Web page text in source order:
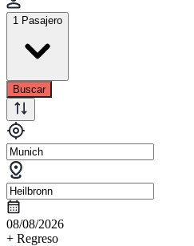
1 Pasajero
Buscar
08/08/2026
+ Regreso